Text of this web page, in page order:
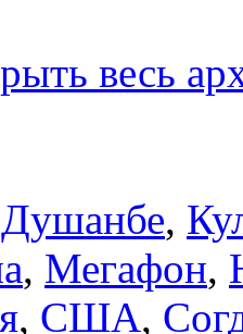
весь
Душанбе,
, Мегафон,
, США,